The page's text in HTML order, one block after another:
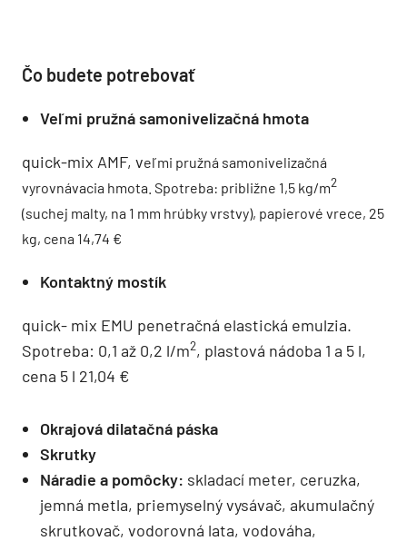
Čo budete potrebovať
Veľmi pružná samonivelizačná hmota
quick-mix AMF, veľmi pružná samonivelizačná
vyrovnávacia hmota. Spotreba: približne 1,5 kg/m2
(suchej malty, na 1 mm hrúbky vrstvy), papierové vrece, 25
kg, cena 14,74 €
Kontaktný mostík
quick- mix EMU penetračná elastická emulzia.
Spotreba: 0,1 až 0,2 l/m2, plastová nádoba 1 a 5 l,
cena 5 l 21,04 €
Okrajová dilatačná páska
Skrutky
Náradie a pomôcky: skladací meter, ceruzka,
jemná metla, priemyselný vysávač, akumulačný
skrutkovač, vodorovná lata, vodováha,